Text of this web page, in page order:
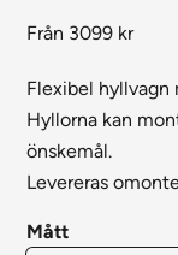
Från 3099 kr
Flexibel hyllvagn
Hyllorna kan
önskemål.
Levereras
Mått